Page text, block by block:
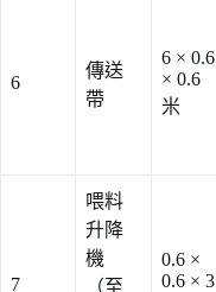
6
傳送
帶
6 × 0.6
× 0.6
米
7
喂料
升降
機
（至
0.6 ×
0.6 × 3